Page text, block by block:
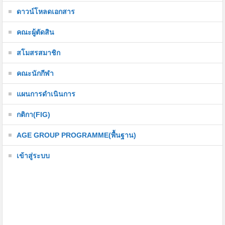
ดาวน์โหลดเอกสาร
คณะผู้ตัดสิน
สโมสรสมาชิก
คณะนักกีฬา
แผนการดำเนินการ
กติกา(FIG)
AGE GROUP PROGRAMME(พื้นฐาน)
เข้าสู่ระบบ